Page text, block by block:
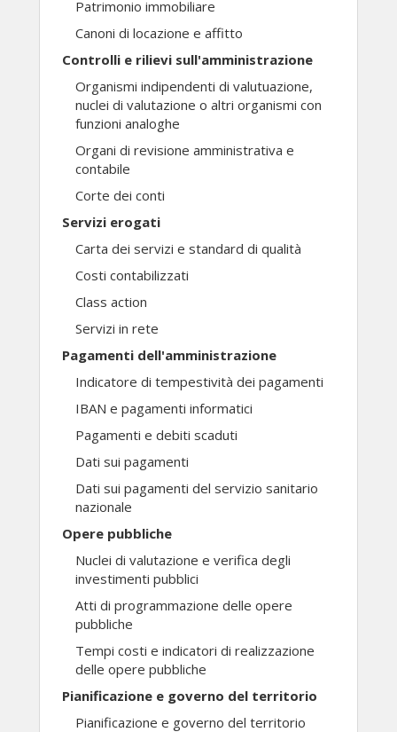
Patrimonio immobiliare
Canoni di locazione e affitto
Controlli e rilievi sull'amministrazione
Organismi indipendenti di valutuazione,
nuclei di valutazione o altri organismi con
funzioni analoghe
Organi di revisione amministrativa e
contabile
Corte dei conti
Servizi erogati
Carta dei servizi e standard di qualità
Costi contabilizzati
Class action
Servizi in rete
Pagamenti dell'amministrazione
Indicatore di tempestività dei pagamenti
IBAN e pagamenti informatici
Pagamenti e debiti scaduti
Dati sui pagamenti
Dati sui pagamenti del servizio sanitario
nazionale
Opere pubbliche
Nuclei di valutazione e verifica degli
investimenti pubblici
Atti di programmazione delle opere
pubbliche
Tempi costi e indicatori di realizzazione
delle opere pubbliche
Pianificazione e governo del territorio
Pianificazione e governo del territorio